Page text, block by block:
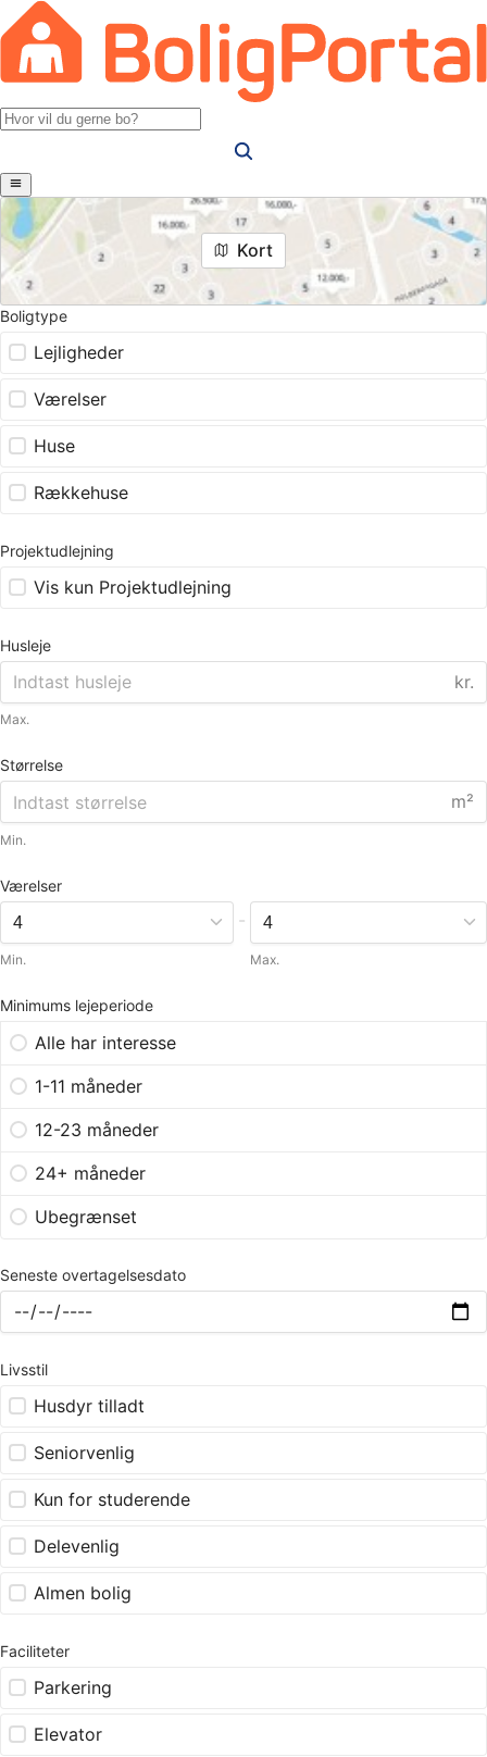
Kort
Boligtype
Lejligheder
Værelser
Huse
Rækkehuse
Projektudlejning
Vis kun Projektudlejning
Husleje
kr.
Max.
Størrelse
m²
Min.
Værelser
Min.
-
Max.
Minimums lejeperiode
Alle har interesse
1-11 måneder
12-23 måneder
24+ måneder
Ubegrænset
Seneste overtagelsesdato
Livsstil
Husdyr tilladt
Seniorvenlig
Kun for studerende
Delevenlig
Almen bolig
Faciliteter
Parkering
Elevator